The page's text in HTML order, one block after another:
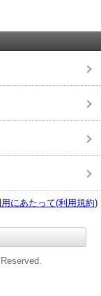
用にあたって(利用規約)